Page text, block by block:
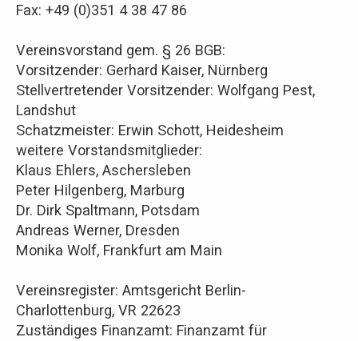
Fax: +49 (0)351 4 38 47 86
Vereinsvorstand gem. § 26 BGB:
Vorsitzender: Gerhard Kaiser, Nürnberg
Stellvertretender Vorsitzender: Wolfgang Pest,
Landshut
Schatzmeister: Erwin Schott, Heidesheim
weitere Vorstandsmitglieder:
Klaus Ehlers, Aschersleben
Peter Hilgenberg, Marburg
Dr. Dirk Spaltmann, Potsdam
Andreas Werner, Dresden
Monika Wolf, Frankfurt am Main
Vereinsregister: Amtsgericht Berlin-
Charlottenburg, VR 22623
Zuständiges Finanzamt: Finanzamt für